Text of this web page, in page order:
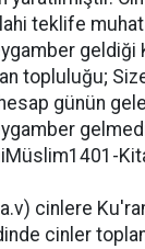
teklife
geldiği
topluluğu;
günün
cinlere
cinler